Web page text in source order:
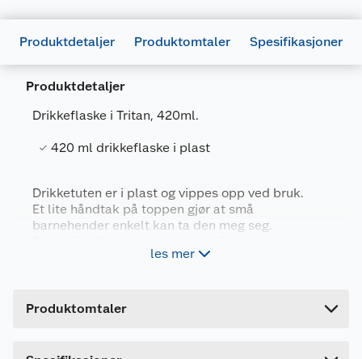
Produktdetaljer Produktomtaler Spesifikasjoner
Produktdetaljer
Drikkeflaske i Tritan, 420ml.
420 ml drikkeflaske i plast
Drikketuten er i plast og vippes opp ved bruk.
Et lite håndtak på toppen gjør at små
barnehender enkelt kan ta den meg seg.
les mer
Produktomtaler
Leverandørens artikkelnummer